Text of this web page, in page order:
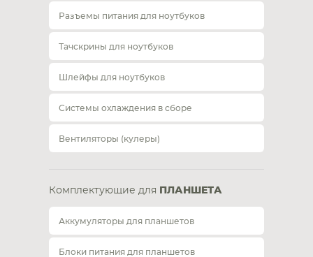
Разъемы питания для ноутбуков
Тачскрины для ноутбуков
Шлейфы для ноутбуков
Системы охлаждения в сборе
Вентиляторы (кулеры)
Комплектующие для ПЛАНШЕТА
Аккумуляторы для планшетов
Блоки питания для планшетов